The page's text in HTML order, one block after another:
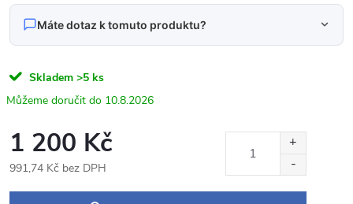
Máte dotaz k tomuto produktu?
Napište nám svůj dotaz
Produkt:
Benz A, B
Jméno
Skladem >5 ks
10.8.2026
1 200 Kč
991,74 Kč bez DPH